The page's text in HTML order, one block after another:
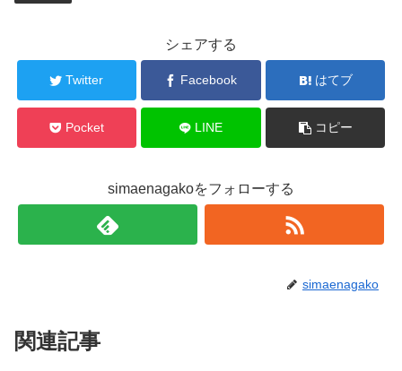
シェアする
Twitter Facebook はてブ
Pocket LINE コピー
simaenagakoをフォローする
simaenagako
関連記事